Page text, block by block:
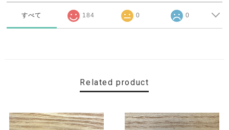
すべて 184 0 0
Related product